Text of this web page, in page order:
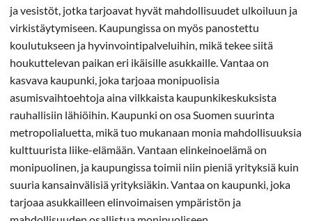
ja vesistöt, jotka tarjoavat hyvät mahdollisuudet ulkoiluun ja
virkistäytymiseen. Kaupungissa on myös panostettu
koulutukseen ja hyvinvointipalveluihin, mikä tekee siitä
houkuttelevan paikan eri ikäisille asukkaille. Vantaa on
kasvava kaupunki, joka tarjoaa monipuolisia
asumisvaihtoehtoja aina vilkkaista kaupunkikeskuksista
rauhallisiin lähiöihin. Kaupunki on osa Suomen suurinta
metropolialuetta, mikä tuo mukanaan monia mahdollisuuksia
kulttuurista liike-elämään. Vantaan elinkeinoelämä on
monipuolinen, ja kaupungissa toimii niin pieniä yrityksiä kuin
suuria kansainvälisiä yrityksiäkin. Vantaa on kaupunki, joka
tarjoaa asukkailleen elinvoimaisen ympäristön ja